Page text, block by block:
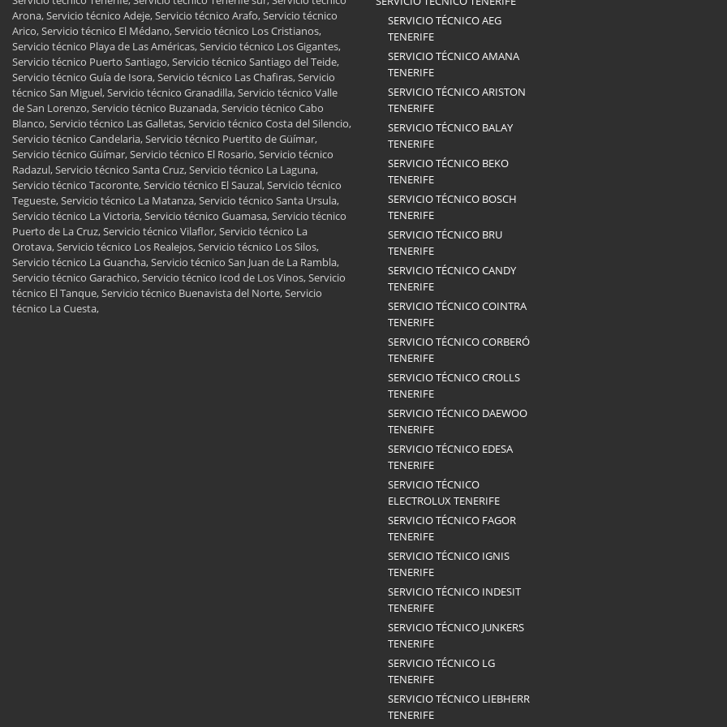
Arona, Servicio técnico Adeje, Servicio técnico Arafo, Servicio técnico
Arico, Servicio técnico El Médano, Servicio técnico Los Cristianos,
Servicio técnico Playa de Las Américas, Servicio técnico Los Gigantes,
Servicio técnico Puerto Santiago, Servicio técnico Santiago del Teide,
Servicio técnico Guía de Isora, Servicio técnico Las Chafiras, Servicio
técnico San Miguel, Servicio técnico Granadilla, Servicio técnico Valle
de San Lorenzo, Servicio técnico Buzanada, Servicio técnico Cabo
Blanco, Servicio técnico Las Galletas, Servicio técnico Costa del Silencio,
Servicio técnico Candelaria, Servicio técnico Puertito de Güímar,
Servicio técnico Güímar, Servicio técnico El Rosario, Servicio técnico
Radazul, Servicio técnico Santa Cruz, Servicio técnico La Laguna,
Servicio técnico Tacoronte, Servicio técnico El Sauzal, Servicio técnico
Tegueste, Servicio técnico La Matanza, Servicio técnico Santa Ursula,
Servicio técnico La Victoria, Servicio técnico Guamasa, Servicio técnico
Puerto de La Cruz, Servicio técnico Vilaflor, Servicio técnico La
Orotava, Servicio técnico Los Realejos, Servicio técnico Los Silos,
Servicio técnico La Guancha, Servicio técnico San Juan de La Rambla,
Servicio técnico Garachico, Servicio técnico Icod de Los Vinos, Servicio
técnico El Tanque, Servicio técnico Buenavista del Norte, Servicio
técnico La Cuesta,
SERVICIO TÉCNICO AEG
TENERIFE
SERVICIO TÉCNICO AMANA
TENERIFE
SERVICIO TÉCNICO ARISTON
TENERIFE
SERVICIO TÉCNICO BALAY
TENERIFE
SERVICIO TÉCNICO BEKO
TENERIFE
SERVICIO TÉCNICO BOSCH
TENERIFE
SERVICIO TÉCNICO BRU
TENERIFE
SERVICIO TÉCNICO CANDY
TENERIFE
SERVICIO TÉCNICO COINTRA
TENERIFE
SERVICIO TÉCNICO CORBERÓ
TENERIFE
SERVICIO TÉCNICO CROLLS
TENERIFE
SERVICIO TÉCNICO DAEWOO
TENERIFE
SERVICIO TÉCNICO EDESA
TENERIFE
SERVICIO TÉCNICO
ELECTROLUX TENERIFE
SERVICIO TÉCNICO FAGOR
TENERIFE
SERVICIO TÉCNICO IGNIS
TENERIFE
SERVICIO TÉCNICO INDESIT
TENERIFE
SERVICIO TÉCNICO JUNKERS
TENERIFE
SERVICIO TÉCNICO LG
TENERIFE
SERVICIO TÉCNICO LIEBHERR
TENERIFE